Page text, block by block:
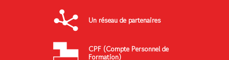
Un réseau de partenaires
CPF (Compte Personnel de
Formation)